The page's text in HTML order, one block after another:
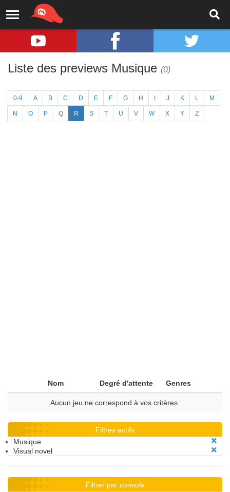
Liste des previews Musique (0)
0-9 A B C D E F G H J K L M
N O P Q R S T U V W X Y Z
Nom Degré d'attente Genres
Aucun jeu ne correspond à vos critères.
Filtres actifs
Musique
Visual novel
Filtrer par console